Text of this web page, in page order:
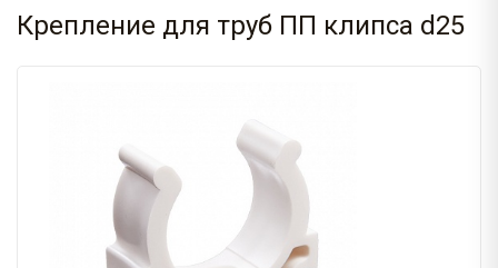
Крепление для труб ПП клипса d25